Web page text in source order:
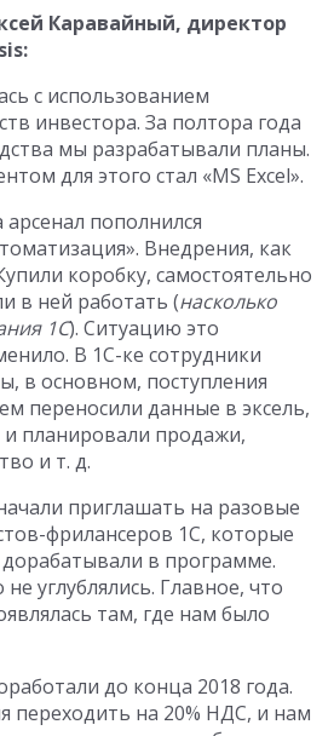
Каравайный, директор
с использованием
инвестора. За полтора года
мы разрабатывали планы.
для этого стал «MS Excel».
пополнился
Внедрения, как
коробку, самостоятельно
в ней работать (насколько
1С). Ситуацию это
В 1С-ке сотрудники
в основном, поступления
переносили данные в эксель,
и планировали продажи,
и т. д.
приглашать на разовые
фрилансеров 1С, которые
дорабатывали в программе.
углублялись. Главное, что
там, где нам было
до конца 2018 года.
переходить на 20% НДС, и нам